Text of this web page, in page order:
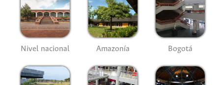
Nivel nacional Amazonía Bogotá